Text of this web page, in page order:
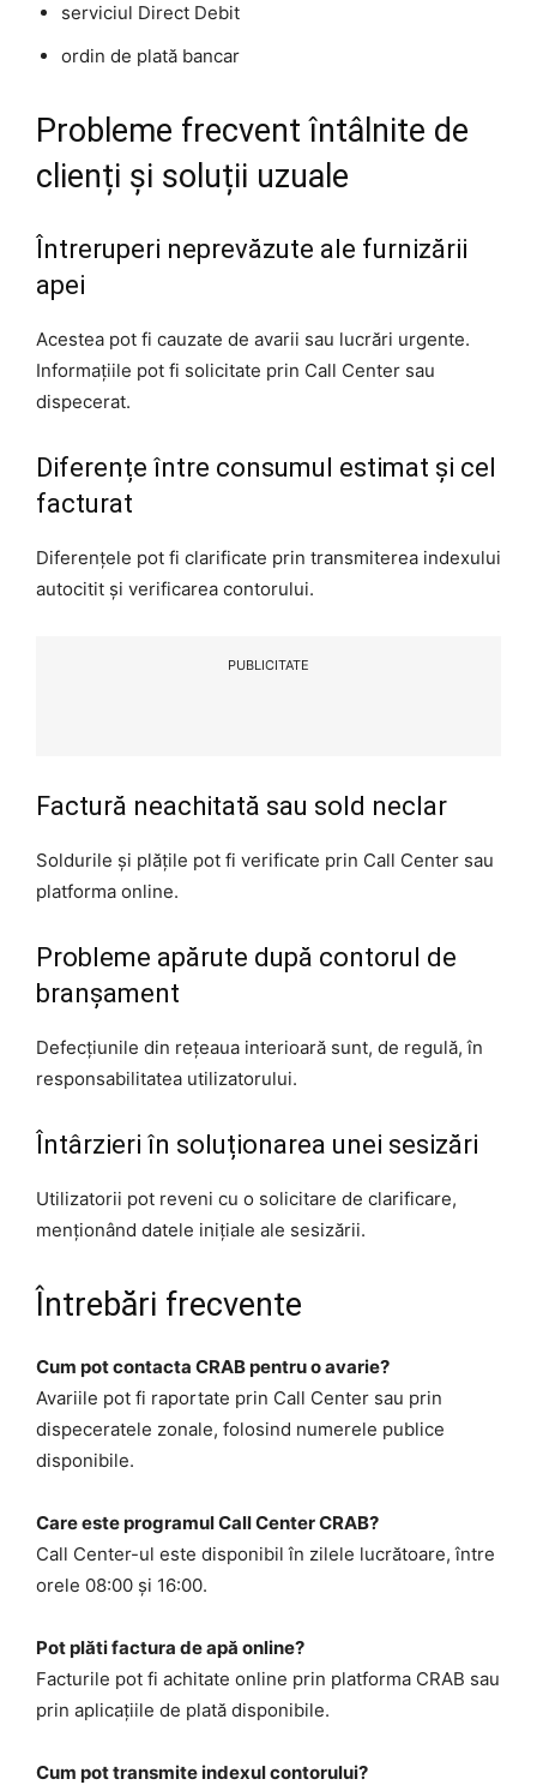
serviciul Direct Debit
ordin de plată bancar
Probleme frecvent întâlnite de
clienți și soluții uzuale
Întreruperi neprevăzute ale furnizării
apei
Acestea pot fi cauzate de avarii sau lucrări urgente.
Informațiile pot fi solicitate prin Call Center sau
dispecerat.
Diferențe între consumul estimat și cel
facturat
Diferențele pot fi clarificate prin transmiterea indexului
autocitit și verificarea contorului.
PUBLICITATE
Factură neachitată sau sold neclar
Soldurile și plățile pot fi verificate prin Call Center sau
platforma online.
Probleme apărute după contorul de
branșament
Defecțiunile din rețeaua interioară sunt, de regulă, în
responsabilitatea utilizatorului.
Întârzieri în soluționarea unei sesizări
Utilizatorii pot reveni cu o solicitare de clarificare,
menționând datele inițiale ale sesizării.
Întrebări frecvente
Cum pot contacta CRAB pentru o avarie?
Avariile pot fi raportate prin Call Center sau prin
dispeceratele zonale, folosind numerele publice
disponibile.
Care este programul Call Center CRAB?
Call Center-ul este disponibil în zilele lucrătoare, între
orele 08:00 și 16:00.
Pot plăti factura de apă online?
Facturile pot fi achitate online prin platforma CRAB sau
prin aplicațiile de plată disponibile.
Cum pot transmite indexul contorului?